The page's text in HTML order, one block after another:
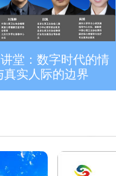
堂：数字时代的情
真实人际的边界